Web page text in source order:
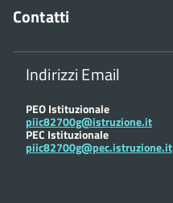
Contatti
Indirizzi Email
PEO Istituzionale
piic82700g@istruzione.it
PEC Istituzionale
piic82700g@pec.istruzione.it